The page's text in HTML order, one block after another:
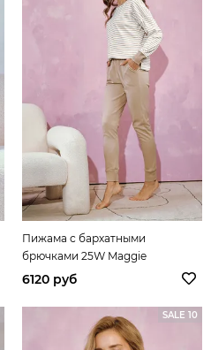
Пижама с бархатными
брючками 25W Maggie
6120 руб
SALE 10